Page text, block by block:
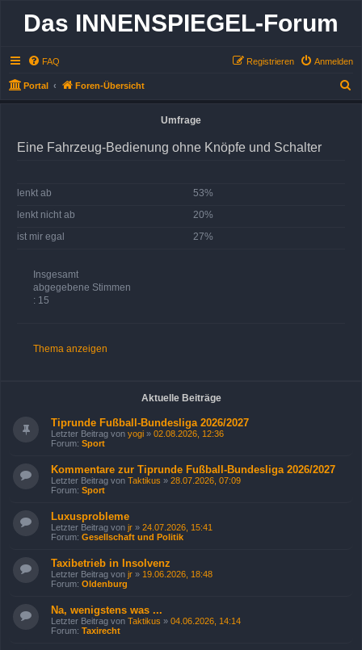
Das INNENSPIEGEL-Forum
FAQ Anmelden
Registrieren
Portal Foren-Übersicht
u
Umfrage
Eine Fahrzeug-Bedienung ohne Knöpfe und Schalter
lenkt ab
53%
lenkt nicht ab
20%
ist mir egal
27%
Insgesamt
abgegebene Stimmen
: 15
Thema anzeigen
Aktuelle Beiträge
Tiprunde Fußball-Bundesliga 2026/2027
Letzter Beitrag von yogi » 02.08.2026, 12:36
Forum: Sport
Kommentare zur Tiprunde Fußball-Bundesliga 2026/2027
Letzter Beitrag von Taktikus » 28.07.2026, 07:09
Forum: Sport
Luxusprobleme
Letzter Beitrag von jr » 24.07.2026, 15:41
Forum: Gesellschaft und Politik
Taxibetrieb in Insolvenz
Letzter Beitrag von jr » 19.06.2026, 18:48
Forum: Oldenburg
Na, wenigstens was ...
Letzter Beitrag von Taktikus » 04.06.2026, 14:14
Forum: Taxirecht